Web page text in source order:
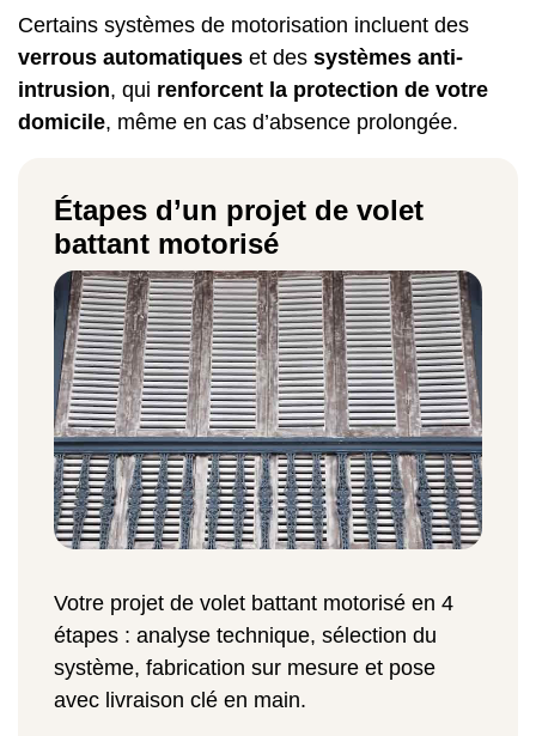
Certains systèmes de motorisation incluent des
verrous automatiques et des systèmes anti-
intrusion, qui renforcent la protection de votre
domicile, même en cas d’absence prolongée.
Étapes d’un projet de volet
battant motorisé
Votre projet de volet battant motorisé en 4
étapes : analyse technique, sélection du
système, fabrication sur mesure et pose
avec livraison clé en main.